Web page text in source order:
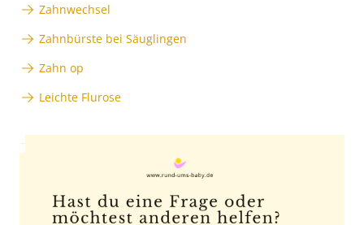
Zahnwechsel
Zahnbürste bei Säuglingen
Zahn op
Leichte Flurose